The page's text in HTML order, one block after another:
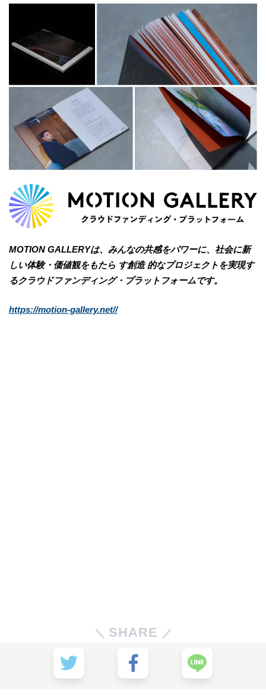
MOTION GALLERYは、みんなの共感をパワーに、社会に新
しい体験・価値観をもたら す創造 的なプロジェクトを実現す
るクラウドファンディング・プラットフォームです。
https://motion-gallery.net//
SHARE